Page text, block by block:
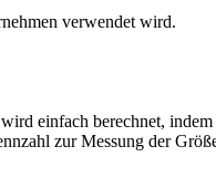
verwendet wird.
einfach berechnet,
zur Messung der